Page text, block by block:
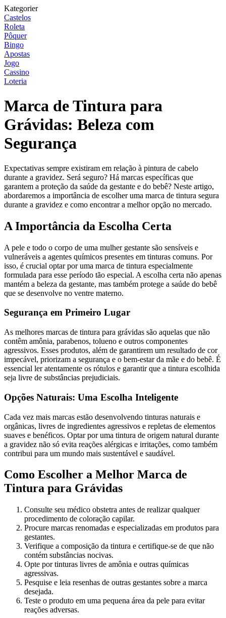
Kategorier
Castelos
Roleta
Pôquer
Bingo
Apostas
Jogo
Cassino
Loteria
Marca de Tintura para
Grávidas: Beleza com
Segurança
Expectativas sempre existiram em relação à pintura de cabelo
durante a gravidez. Será seguro? Há marcas específicas que
garantem a proteção da saúde da gestante e do bebê? Neste artigo,
abordaremos a importância de escolher uma marca de tintura segura
durante a gravidez e como encontrar a melhor opção no mercado.
A Importância da Escolha Certa
A pele e todo o corpo de uma mulher gestante são sensíveis e
vulneráveis a agentes químicos presentes em tinturas comuns. Por
isso, é crucial optar por uma marca de tintura especialmente
formulada para esse período tão especial. A escolha certa não apenas
mantém a beleza da gestante, mas também protege a saúde do bebê
que se desenvolve no ventre materno.
Segurança em Primeiro Lugar
As melhores marcas de tintura para grávidas são aquelas que não
contêm amônia, parabenos, tolueno e outros componentes
agressivos. Esses produtos, além de garantirem um resultado de cor
impecável, priorizam a segurança e o bem-estar da mãe e do bebê. É
essencial ler atentamente os rótulos e garantir que a tintura escolhida
seja livre de substâncias prejudiciais.
Opções Naturais: Uma Escolha Inteligente
Cada vez mais marcas estão desenvolvendo tinturas naturais e
orgânicas, livres de ingredientes agressivos e repletas de elementos
suaves e benéficos. Optar por uma tintura de origem natural durante
a gravidez não só evita reações alérgicas e irritações, como também
contribui para um mundo mais sustentável e saudável.
Como Escolher a Melhor Marca de
Tintura para Grávidas
Consulte seu médico obstetra antes de realizar qualquer
procedimento de coloração capilar.
Procure marcas renomadas e especializadas em produtos para
gestantes.
Verifique a composição da tintura e certifique-se de que não
contém substâncias nocivas.
Opte por tinturas livres de amônia e outras químicas
agressivas.
Pesquise e leia resenhas de outras gestantes sobre a marca
desejada.
Teste o produto em uma pequena área da pele para evitar
reações adversas.